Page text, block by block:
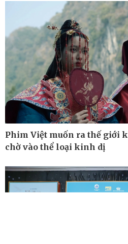
Công nghệ
Sành điệu
Tin Công nghệ
Trải nghiệm
Chuyển đổi số
Phim Việt muốn ra thế giới
chờ vào thể loại kinh dị